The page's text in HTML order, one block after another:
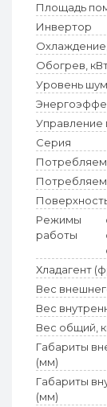
Площадь
Инвертор
Обогрев,
Уровень
Управление
Серия
Режимы
работы
Хладагент
Вес
Вес
Вес общий,
Габариты
(мм)
Габариты
(мм)